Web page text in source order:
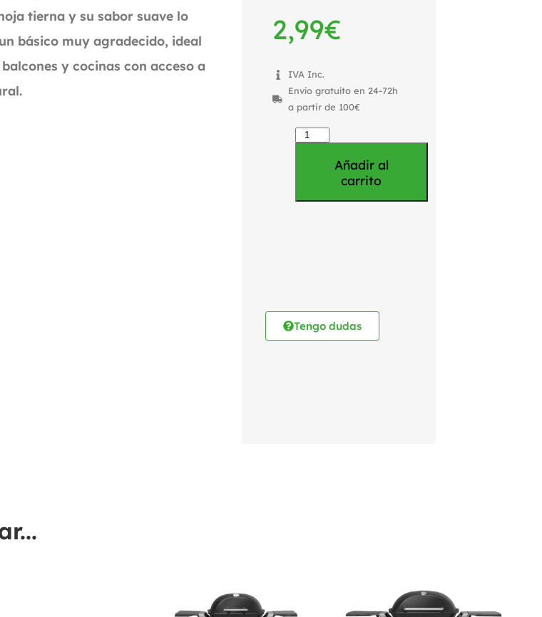
tierna y su sabor suave lo
básico muy agradecido, ideal
y cocinas con acceso a
2,99€
IVA Inc.
Envío gratuíto en 24-72h
a partir de 100€
Añadir al
carrito
Tengo dudas